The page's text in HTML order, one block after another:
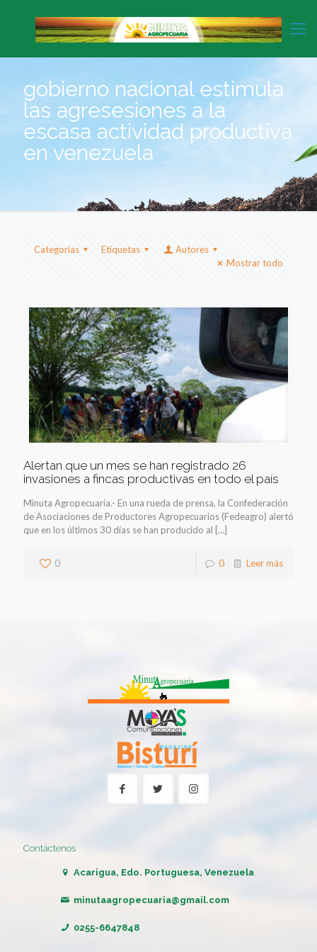
gobierno nacional estimula
las agresesiones a la
escasa actividad productiva
en venezuela
Categorias Etiquetas
Autores
Mostrar todo
Alertan que un mes se han registrado 26
invasiones a fincas productivas en todo el país
Minuta Agropecuaria.- En una rueda de prensa, la Confederación
de Asociaciones de Productores Agropecuarios (Fedeagro) alertó
que en los últimos 30 días se han producido al […]
0 0 Leer más
Contáctenos
Acarigua, Edo. Portuguesa, Venezuela
minutaagropecuaria@gmail.com
0255-6647848